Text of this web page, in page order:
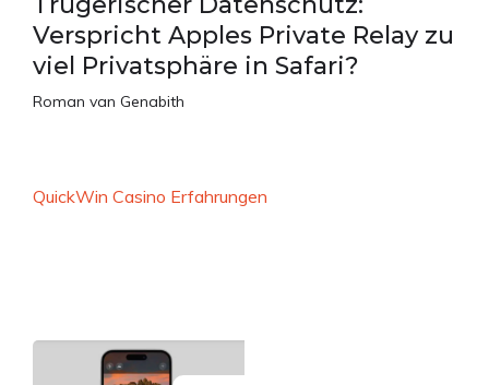
Verspricht Apples Private Relay zu
viel Privatsphäre in Safari?
Roman van Genabith
QuickWin Casino Erfahrungen